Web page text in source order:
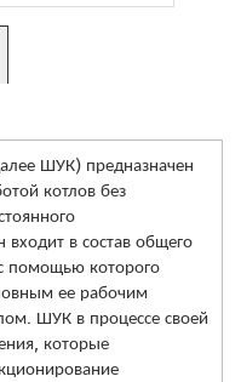
ШУК) предназначен
котлов без
в состав общего
помощью которого
ее рабочим
ШУК в процессе своей
которые